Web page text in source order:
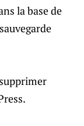
la base de